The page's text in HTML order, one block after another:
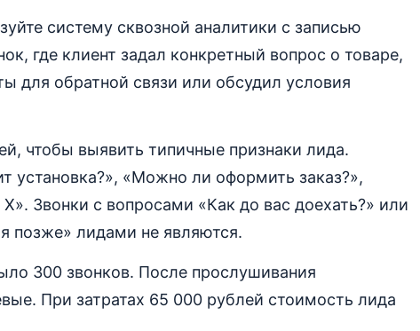
систему сквозной аналитики с записью
где клиент задал конкретный вопрос о товаре,
для обратной связи или обсудил условия
чтобы выявить типичные признаки лида.
установка?», «Можно ли оформить заказ?»,
Звонки с вопросами «Как до вас доехать?» или
позже» лидами не являются.
300 звонков. После прослушивания
При затратах 65 000 рублей стоимость лида